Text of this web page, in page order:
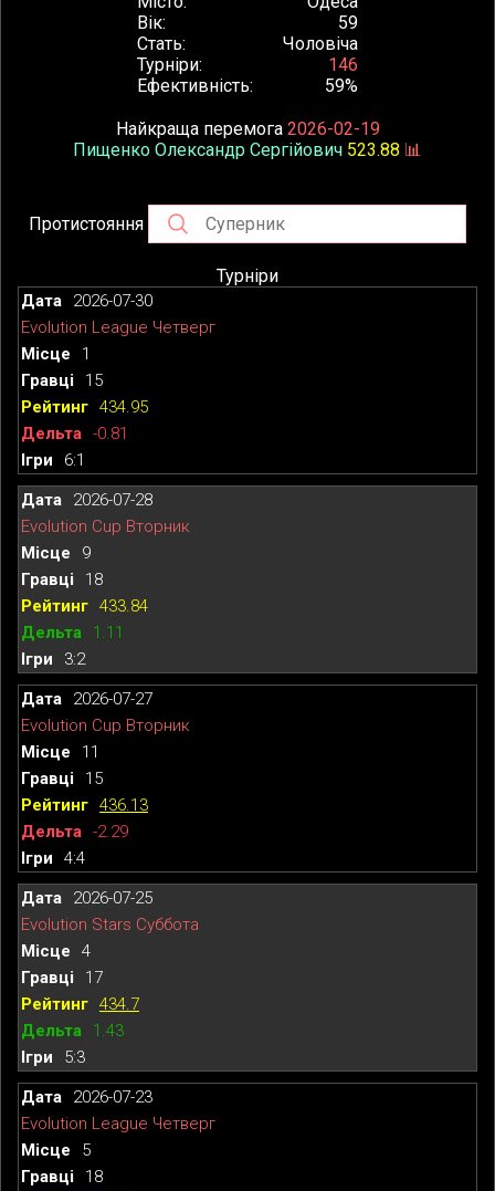
Вік
59
Стать
Чоловіча
Турніри
146
Ефективність
59%
Найкраща перемога 2026-02-19
Пищенко Олександр Сергійович 523.88 📊
Протистояння
Турніри
2026-07-30
Evolution League Четверг
1
15
434.95
-0.81
6:1
2026-07-28
Evolution Cup Вторник
9
18
433.84
1.11
3:2
2026-07-27
Evolution Cup Вторник
11
15
436.13
-2.29
4:4
2026-07-25
Evolution Stars Суббота
4
17
434.7
1.43
5:3
2026-07-23
Evolution League Четверг
5
18